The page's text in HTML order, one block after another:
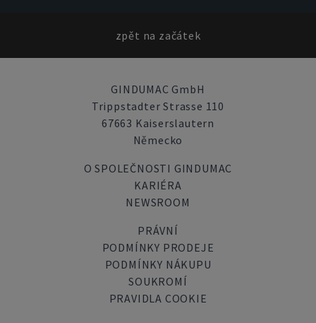
zpět na začátek
GINDUMAC GmbH
Trippstadter Strasse 110
67663 Kaiserslautern
Německo
O SPOLEČNOSTI GINDUMAC
KARIÉRA
NEWSROOM
PRÁVNÍ
PODMÍNKY PRODEJE
PODMÍNKY NÁKUPU
SOUKROMÍ
PRAVIDLA COOKIE